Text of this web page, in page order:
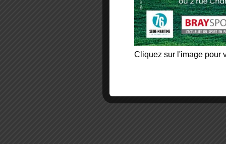
Cliquez sur l'image pour